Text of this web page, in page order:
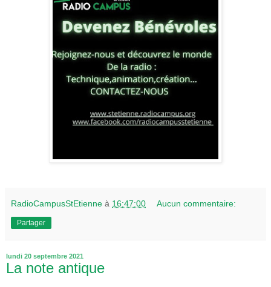
RadioCampusStEtienne à 16:47:00 Aucun commentaire:
Partager
lundi 20 septembre 2021
La note antique